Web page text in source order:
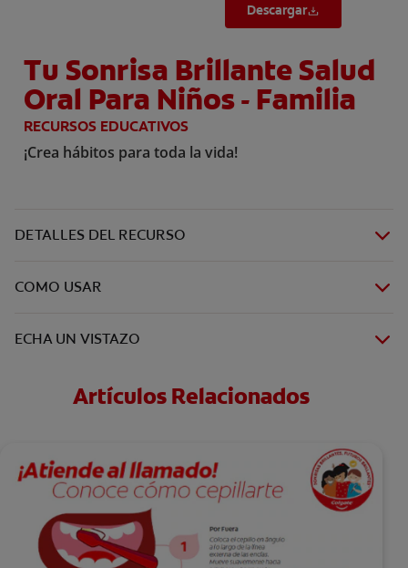
Descargar
Tu Sonrisa Brillante Salud
Oral Para Niños - Familia
RECURSOS EDUCATIVOS
¡Crea hábitos para toda la vida!
DETALLES DEL RECURSO
COMO USAR
ECHA UN VISTAZO
Artículos Relacionados